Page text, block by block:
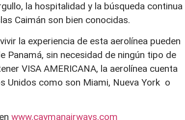
la hospitalidad y la búsqueda continua
Caimán son bien conocidas.
la experiencia de esta aerolínea pueden
Panamá, sin necesidad de ningún tipo de
VISA AMERICANA, la aerolínea cuenta
Unidos como son Miami, Nueva York o
www.caymanairways.com